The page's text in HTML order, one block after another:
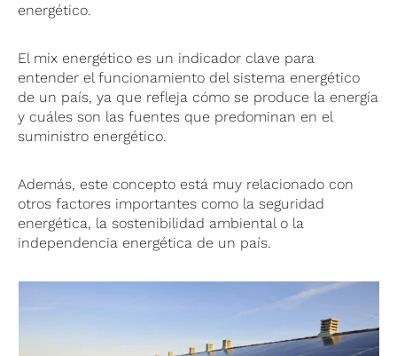
energético.
El mix energético es un indicador clave para
entender el funcionamiento del sistema energético
de un país, ya que refleja cómo se produce la energía
y cuáles son las fuentes que predominan en el
suministro energético.
Además, este concepto está muy relacionado con
otros factores importantes como la seguridad
energética, la sostenibilidad ambiental o la
independencia energética de un país.